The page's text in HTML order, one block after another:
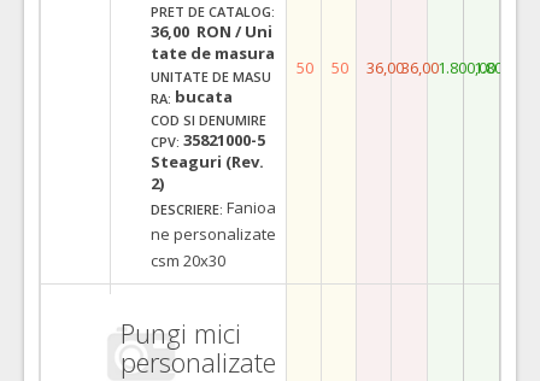
PRET DE CATALOG:
36,00 RON / Uni
tate de masura
UNITATE DE MASU
RA: bucata
COD SI DENUMIRE
CPV: 35821000-5
Steaguri (Rev.
2)
DESCRIERE: Fanioa
ne personalizate
csm 20x30
50 50 36,0036,001.800,001.800,00
Pungi mici
personalizate